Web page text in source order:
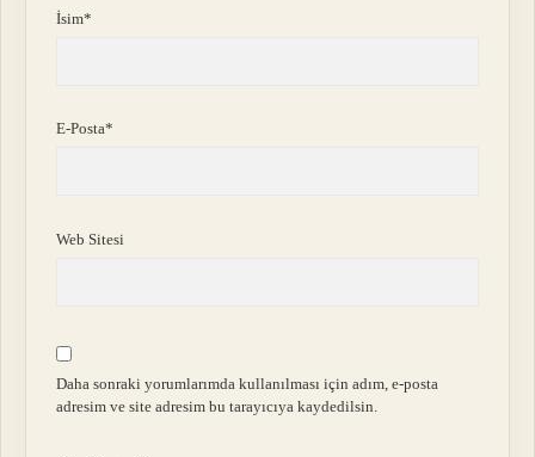
İsim*
E-Posta*
Web Sitesi
Daha sonraki yorumlarımda kullanılması için adım, e-posta
adresim ve site adresim bu tarayıcıya kaydedilsin.